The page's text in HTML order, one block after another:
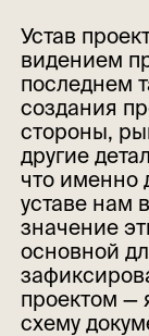
Устав
видением
последнем
создания
стороны,
другие
что именно
уставе нам
значение
основной
проектом —
схему